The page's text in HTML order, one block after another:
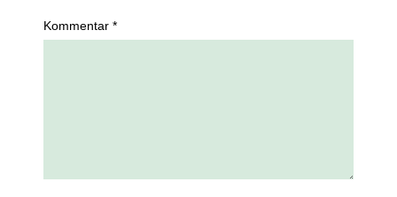
Kommentar *